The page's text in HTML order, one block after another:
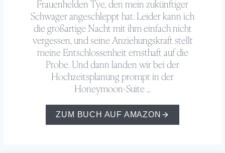
Frauenhelden Tye, den mein zukünftiger
Schwager angeschleppt hat. Leider kann ich
die großartige Nacht mit ihm einfach nicht
vergessen, und seine Anziehungskraft stellt
meine Entschlossenheit ernsthaft auf die
Probe. Und dann landen wir bei der
Hochzeitsplanung prompt in der
Honeymoon-Suite …
ZUM BUCH AUF AMAZON